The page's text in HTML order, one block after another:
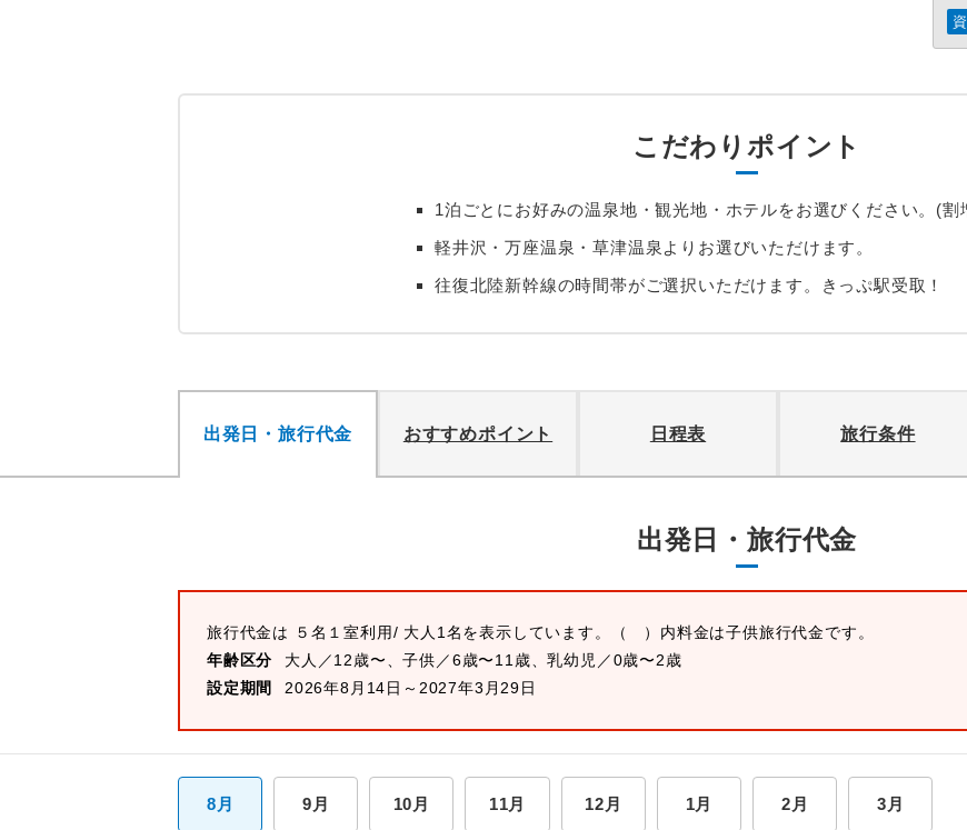
こだわりポイント
1泊ごとにお好みの温泉地・観光地・ホテルをお選びください。(割
軽井沢・万座温泉・草津温泉よりお選びいただけます。
往復北陸新幹線の時間帯がご選択いただけます。きっぷ駅受取！
出発日・旅行代金 おすすめポイント 日程表 旅行条件
出発日・旅行代金
旅行代金は ５名１室利用/ 大人1名を表示しています。
（ ）内料金は子供旅行代金です。
年齢区分
大人／12歳〜、子供／6歳〜11歳、乳幼児／0歳〜2歳
設定期間
2026年8月14日～2027年3月29日
8月 9月 10月 11月 12月 1月 2月 3月